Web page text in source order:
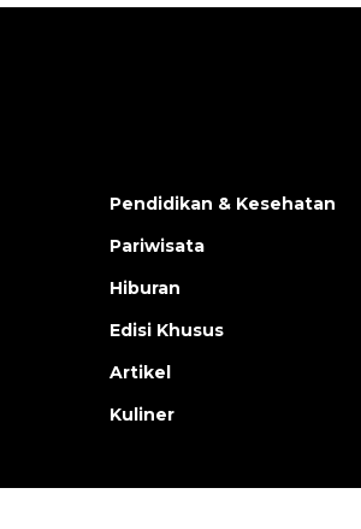
Pendidikan & Kesehatan
Pariwisata
Hiburan
Edisi Khusus
Artikel
Kuliner